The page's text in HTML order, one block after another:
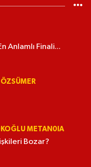
Anlamlı Finali...
METAN0IA
Bozar?